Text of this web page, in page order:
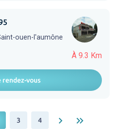
À 9.3 Km
ouen-l'aumône
rendez-vous
3 4 keyboard_arrow_right keyboard_double_arrow_right